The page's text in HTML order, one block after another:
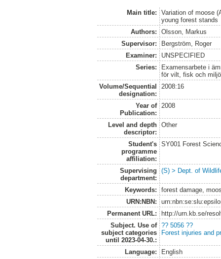
Main title:
Variation of moose
young forest stands
Authors:
Olsson, Markus
Supervisor:
Bergström, Roger
Examiner:
UNSPECIFIED
Series:
Examensarbete i
för vilt, fisk och miljö
Volume/Sequential
designation:
2008:16
Year of
Publication:
2008
Level and depth
descriptor:
Other
Student's
programme
affiliation:
SY001 Forest
Supervising
department:
(S) > Dept. of
Keywords:
forest damage,
URN:NBN:
Permanent URL:
http://urn.kb.se/
Subject. Use of
subject categories
until 2023-04-30.:
?? 5056 ??
Forest injuries and
Language:
English